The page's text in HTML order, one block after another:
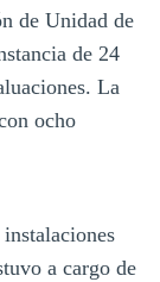
de Unidad de
de 24
La
ocho
a cargo de